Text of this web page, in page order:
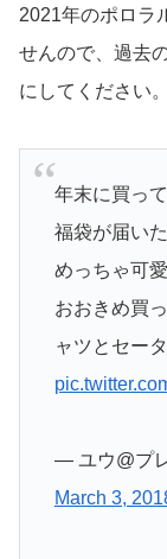
2021年のポロラ
せんので、過去
にしてください。
年末に買っ
福袋が届いた
めっちゃ可
おおきめ買
ャツとセー
— ユウ@プ
March 3,